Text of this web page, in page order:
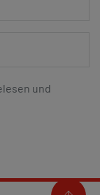
und